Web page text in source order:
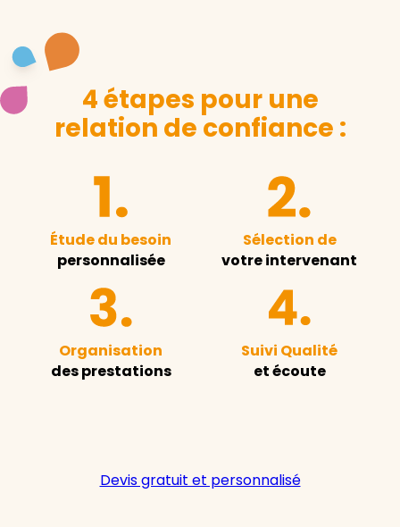
4 étapes pour une
relation de confiance :
Étude du besoin
personnalisée
Sélection de
votre intervenant
Organisation
des prestations
Suivi Qualité
et écoute
Devis gratuit et personnalisé